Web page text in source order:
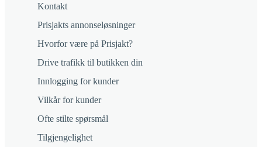
Kontakt
Prisjakts annonseløsninger
Hvorfor være på Prisjakt?
Drive trafikk til butikken din
Innlogging for kunder
Vilkår for kunder
Ofte stilte spørsmål
Tilgjengelighet